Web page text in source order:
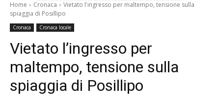
Home Cronaca
Vietato l'ingresso per maltempo, tensione sulla
spiaggia di Posillipo
Cronaca Cronaca locale
Vietato l’ingresso per
maltempo, tensione sulla
spiaggia di Posillipo